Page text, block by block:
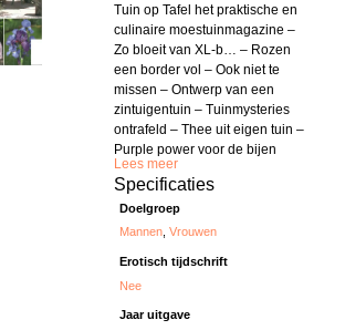
Tuin op Tafel het praktische en
culinaire moestuinmagazine –
Zo bloeit van XL-b… – Rozen
een border vol – Ook niet te
missen – Ontwerp van een
zintuigentuin – Tuinmysteries
ontrafeld – Thee uit eigen tuin –
Purple power voor de bijen
Lees meer
Specificaties
Doelgroep
Mannen,Vrouwen
Erotisch tijdschrift
Nee
Jaar uitgave